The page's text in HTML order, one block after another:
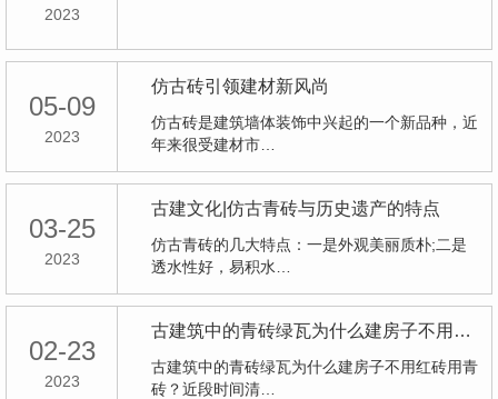
2023
05-09
2023
仿古砖引领建材新风尚
仿古砖是建筑墙体装饰中兴起的一个新品种，近
年来很受建材市…
03-25
2023
古建文化|仿古青砖与历史遗产的特点
仿古青砖的几大特点：一是外观美丽质朴;二是
透水性好，易积水…
02-23
2023
古建筑中的青砖绿瓦为什么建房子不用红砖用青砖
古建筑中的青砖绿瓦为什么建房子不用红砖用青
砖？近段时间清…